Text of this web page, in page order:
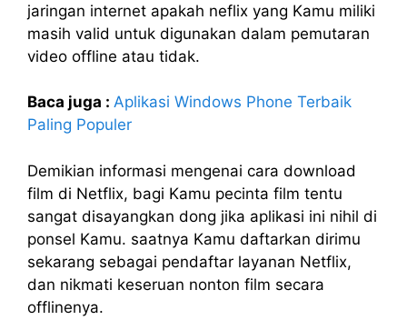
jaringan internet apakah neflix yang Kamu miliki
masih valid untuk digunakan dalam pemutaran
video offline atau tidak.
Baca juga : Aplikasi Windows Phone Terbaik
Paling Populer
Demikian informasi mengenai cara download
film di Netflix, bagi Kamu pecinta film tentu
sangat disayangkan dong jika aplikasi ini nihil di
ponsel Kamu. saatnya Kamu daftarkan dirimu
sekarang sebagai pendaftar layanan Netflix,
dan nikmati keseruan nonton film secara
offlinenya.